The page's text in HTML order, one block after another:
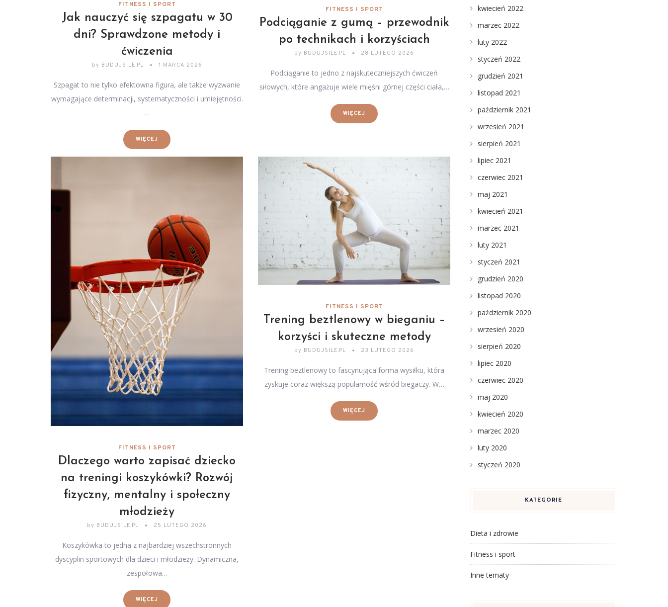
FITNESS I SPORT
Jak nauczyć się szpagatu w 30
dni? Sprawdzone metody i
ćwiczenia
by BUDUJSILE.PL 1 MARCA 2026
Szpagat to nie tylko efektowna figura, ale także wyzwanie
wymagające determinacji, systematyczności i umiejętności.
…
WIĘCEJ
FITNESS I SPORT
Podciąganie z gumą – przewodnik
po technikach i korzyściach
by BUDUJSILE.PL 28 LUTEGO 2026
Podciąganie to jedno z najskuteczniejszych ćwiczeń
siłowych, które angażuje wiele mięśni górnej części ciała,…
WIĘCEJ
FITNESS I SPORT
Dlaczego warto zapisać dziecko
na treningi koszykówki? Rozwój
fizyczny, mentalny i społeczny
młodzieży
by BUDUJSILE.PL 25 LUTEGO 2026
Koszykówka to jedna z najbardziej wszechstronnych
dyscyplin sportowych dla dzieci i młodzieży. Dynamiczna,
zespołowa…
WIĘCEJ
FITNESS I SPORT
Trening beztlenowy w bieganiu –
korzyści i skuteczne metody
by BUDUJSILE.PL 23 LUTEGO 2026
Trening beztlenowy to fascynująca forma wysiłku, która
zyskuje coraz większą popularność wśród biegaczy. W…
WIĘCEJ
kwiecień 2022
marzec 2022
luty 2022
styczeń 2022
grudzień 2021
listopad 2021
październik 2021
wrzesień 2021
sierpień 2021
lipiec 2021
czerwiec 2021
maj 2021
kwiecień 2021
marzec 2021
luty 2021
styczeń 2021
grudzień 2020
listopad 2020
październik 2020
wrzesień 2020
sierpień 2020
lipiec 2020
czerwiec 2020
maj 2020
kwiecień 2020
marzec 2020
luty 2020
styczeń 2020
KATEGORIE
Dieta i zdrowie
Fitness i sport
Inne tematy